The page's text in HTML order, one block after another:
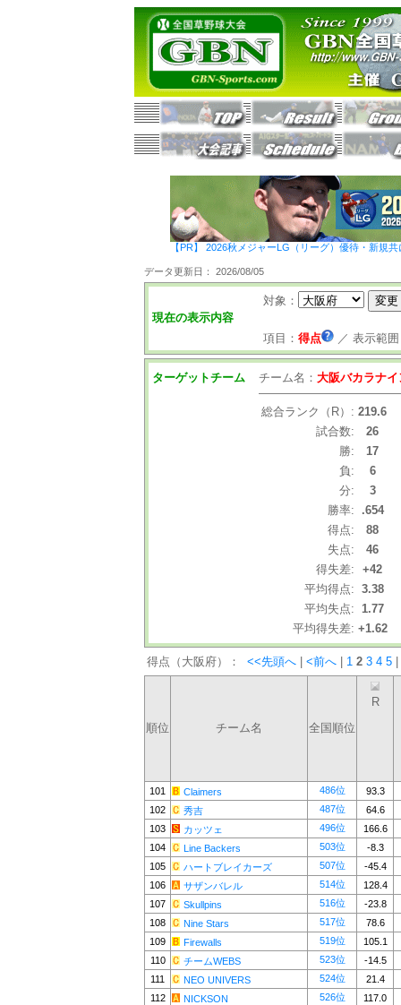
【PR】 2026秋メジャーLG（リーグ）優待・新規
データ更新日： 2026/08/05
現在の表示内容
対象：
項目： 得点 ／ 表示範囲
ターゲットチーム チーム名： 大阪バカラナイ
総合ランク（R）: 219.6
試合数:
26
勝:
17
負:
6
分:
3
勝率:
.654
得点:
88
失点:
46
得失差:
+42
平均得点: 3.38
平均失点: 1.77
平均得失差: +1.62
得点（大阪府）： <<先頭へ <前へ 1 2 3 4 5
順位 チーム名 全国順位
R
101 Claimers 486位
93.3
102
秀吉 487位
64.6
103
カッツェ 496位
166.6
104
Line Backers 503位
-8.3
105
ハートブレイカーズ 507位
-45.4
106
サザンバレル 514位
128.4
107
Skullpins 516位
-23.8
108
Nine Stars 517位
78.6
109
Firewalls 519位
105.1
110
チームWEBS 523位
-14.5
111
NEO UNIVERS 524位
21.4
112
NICKSON 526位
117.0